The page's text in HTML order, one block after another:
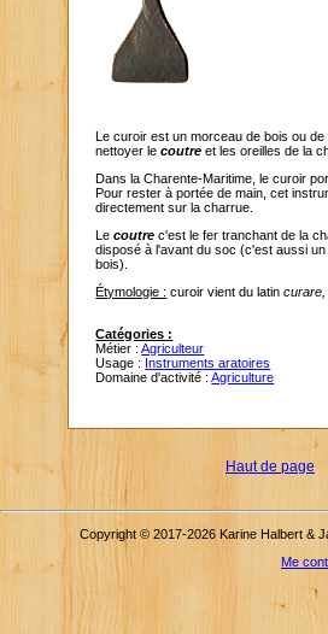
Le curoir est un morceau de bois ou de
nettoyer lecoutre et les oreilles de la
Dans la Charente-Maritime, le curoir
Pour rester à portée de main, cet
directement sur la charrue.
Le coutre c'est le fer tranchant de la
disposé à l'avant du soc (c'est aussi
bois).
Étymologie : curoir vient du latincurare,
Catégories :
Métier :Agriculteur
Usage : Instruments aratoires
Domaine d'activité :Agriculture
Haut de page
Copyright © 2017-2026 Karine Halbert &
Me